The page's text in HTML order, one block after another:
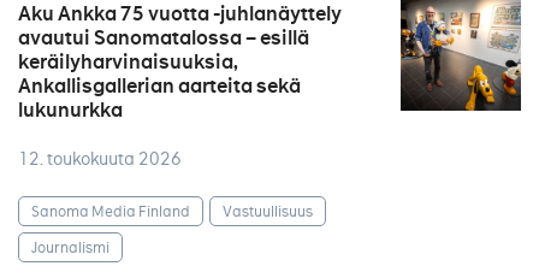
Aku Ankka 75 vuotta -juhlanäyttely
avautui Sanomatalossa – esillä
keräilyharvinaisuuksia,
Ankallisgallerian aarteita sekä
lukunurkka
12. toukokuuta 2026
Sanoma Media Finland
Vastuullisuus
Journalismi